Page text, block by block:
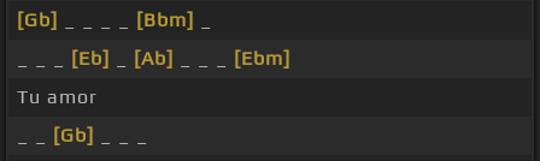
[Gb] [Bbm]
[Eb] [Ab]
[Ebm]
Tu amor
[Gb]